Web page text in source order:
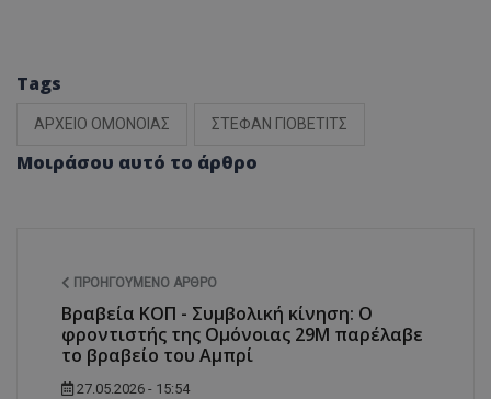
Tags
ΑΡΧΕΙΟ ΟΜΟΝΟΙΑΣ ΣΤΕΦΑΝ ΓΙΟΒΕΤΙΤΣ
Μοιράσου αυτό το άρθρο
ΠΡΟΗΓΟΎΜΕΝΟ ΆΡΘΡΟ
Βραβεία ΚΟΠ - Συμβολική κίνηση: Ο
φροντιστής της Ομόνοιας 29Μ παρέλαβε
το βραβείο του Αμπρί
27.05.2026 - 15:54